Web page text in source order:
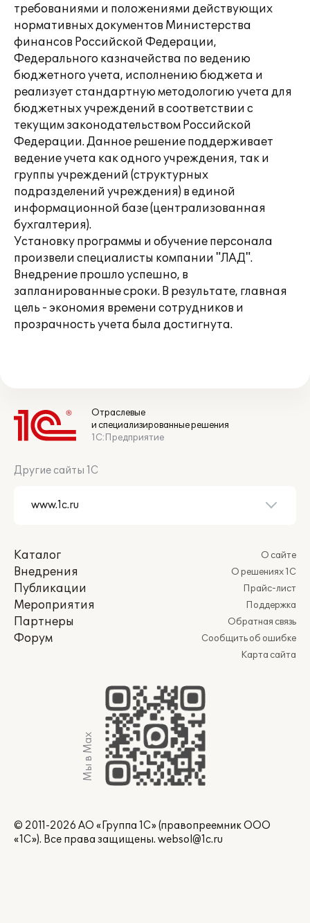
требованиями и положениями действующих
нормативных документов Министерства
финансов Российской Федерации,
Федерального казначейства по ведению
бюджетного учета, исполнению бюджета и
реализует стандартную методологию учета для
бюджетных учреждений в соответствии с
текущим законодательством Российской
Федерации. Данное решение поддерживает
ведение учета как одного учреждения, так и
группы учреждений (структурных
подразделений учреждения) в единой
информационной базе (централизованная
бухгалтерия).
Установку программы и обучение персонала
произвели специалисты компании "ЛАД".
Внедрение прошло успешно, в
запланированные сроки. В результате, главная
цель - экономия времени сотрудников и
прозрачность учета была достигнута.
Отраслевые
и специализированные решения
1С:Предприятие
Другие сайты 1С
Каталог
Внедрения
Публикации
Мероприятия
Партнеры
Форум
О сайте
О решениях 1С
Прайс-лист
Поддержка
Обратная связь
Сообщить об ошибке
Карта сайта
Мы в Max
© 2011-2026 АО «Группа 1С» (правопреемник ООО
«1С»). Все права защищены. websol@1c.ru